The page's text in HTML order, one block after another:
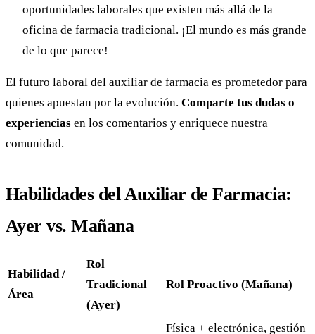
oportunidades laborales que existen más allá de la
oficina de farmacia tradicional. ¡El mundo es más grande
de lo que parece!
El futuro laboral del auxiliar de farmacia es prometedor para
quienes apuestan por la evolución. Comparte tus dudas o
experiencias en los comentarios y enriquece nuestra
comunidad.
Habilidades del Auxiliar de Farmacia:
Ayer vs. Mañana
Habilidad /
Área
Rol
Tradicional
(Ayer)
Rol Proactivo (Mañana)
Física + electrónica, gestión